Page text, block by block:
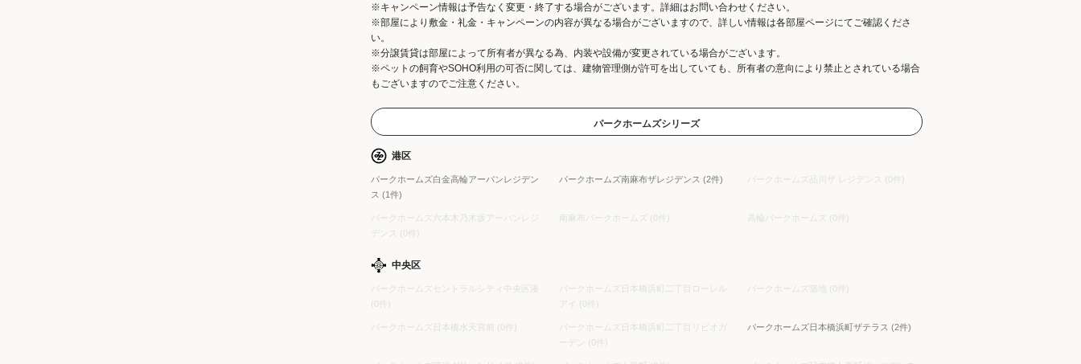
※キャンペーン情報は予告なく変更・終了する場合がございます。詳細はお問い合わせください。
※部屋により敷金・礼金・キャンペーンの内容が異なる場合がございますので、詳しい情報は各部屋ページにてご確認くださ
い。
※分譲賃貸は部屋によって所有者が異なる為、内装や設備が変更されている場合がございます。
※ペットの飼育やSOHO利用の可否に関しては、建物管理側が許可を出していても、所有者の意向により禁止とされている場合
もございますのでご注意ください。
パークホームズシリーズ
港区
パークホームズ白金高輪アーバンレジデン
ス (1件)
パークホームズ南麻布ザレジデンス (2件) パークホームズ品川ザ レジデンス (0件)
パークホームズ六本木乃木坂アーバンレジ
デンス (0件)
南麻布パークホームズ (0件) 高輪パークホームズ (0件)
中央区
パークホームズセントラルシティ中央区湊
(0件)
パークホームズ日本橋浜町二丁目ローレル
アイ (0件)
パークホームズ築地 (0件)
パークホームズ日本橋水天宮前 (0件)
パークホームズ日本橋浜町二丁目リビオガ
ーデン (0件)
パークホームズ日本橋浜町ザテラス (2件)